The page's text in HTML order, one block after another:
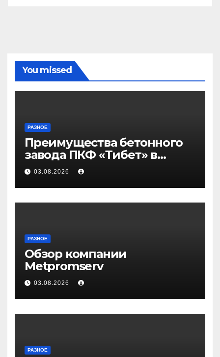
You missed
РАЗНОЕ
Преимущества бетонного
завода ПКФ «Тибет» в
Волгограде и Волжском
03.08.2026
РАЗНОЕ
Обзор компании
Metpromserv
03.08.2026
РАЗНОЕ